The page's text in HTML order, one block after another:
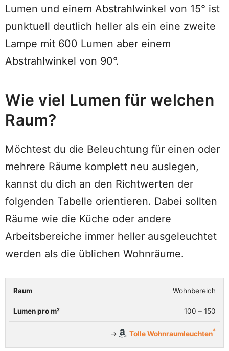
Lumen und einem Abstrahlwinkel von 15° ist
punktuell deutlich heller als ein eine zweite
Lampe mit 600 Lumen aber einem
Abstrahlwinkel von 90°.
Wie viel Lumen für welchen
Raum?
Möchtest du die Beleuchtung für einen oder
mehrere Räume komplett neu auslegen,
kannst du dich an den Richtwerten der
folgenden Tabelle orientieren. Dabei sollten
Räume wie die Küche oder andere
Arbeitsbereiche immer heller ausgeleuchtet
werden als die üblichen Wohnräume.
pro m²
Wohnbereich
100 – 150
→ Tolle Wohnraumleuchten